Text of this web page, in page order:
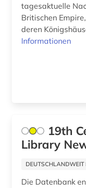
auswärtiger ausschuss des deutschen
Thueringen (4)
Unbekannt (1)
Ungarn (5)
tagesaktuelle
Britischen
deren
Informationen
19th
Library
DEUTSCHLANDWEIT
Die Datenbank